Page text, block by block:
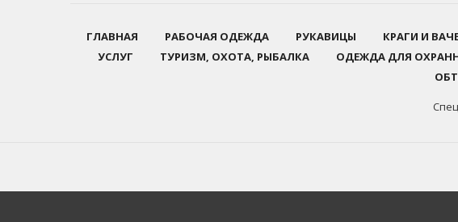
ГЛАВНАЯ РАБОЧАЯ ОДЕЖДА РУКАВИЦЫ КРАГИ И
УСЛУГ
ТУРИЗМ, ОХОТА, РЫБАЛКА ОДЕЖДА ДЛЯ